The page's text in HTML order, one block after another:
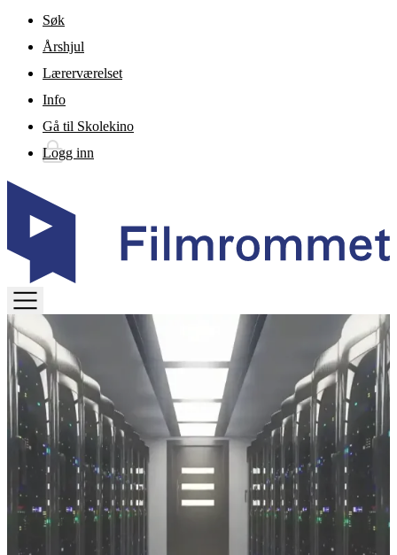
Gå til hovedinnhold
Søk
Årshjul
Lærerværelset
Info
Gå til Skolekino
Logg inn
TOGGLE
MENU